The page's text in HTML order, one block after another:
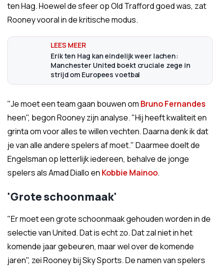
ten Hag. Hoewel de sfeer op Old Trafford goed was, zat
Rooney vooral in de kritische modus.
Erik ten Hag kan eindelijk weer lachen:
Manchester United boekt cruciale zege in
strijd om Europees voetbal
"Je moet een team gaan bouwen om Bruno Fernandes
heen", begon Rooney zijn analyse. "Hij heeft kwaliteit en
grinta om voor alles te willen vechten. Daarna denk ik dat
je van alle andere spelers af moet." Daarmee doelt de
Engelsman op letterlijk iedereen, behalve de jonge
spelers als Amad Diallo en Kobbie Mainoo.
'Grote schoonmaak'
"Er moet een grote schoonmaak gehouden worden in de
selectie van United. Dat is echt zo. Dat zal niet in het
komende jaar gebeuren, maar wel over de komende
jaren", zei Rooney bij Sky Sports. De namen van spelers